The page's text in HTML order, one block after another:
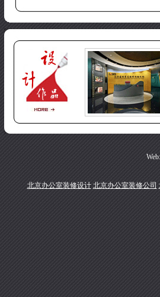
北京办公室装修设计 北京办公室装修公司